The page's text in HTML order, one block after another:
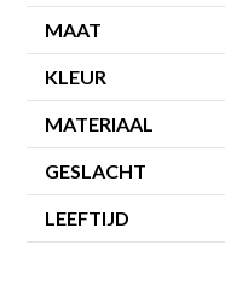
MAAT
KLEUR
MATERIAAL
GESLACHT
LEEFTIJD